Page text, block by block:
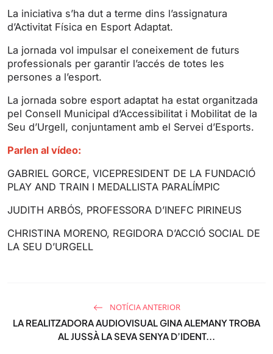
e
n
La iniciativa s’ha dut a terme dins l’assignatura
d’Activitat Física en Esport Adaptat.
La jornada vol impulsar el coneixement de futurs
professionals per garantir l’accés de totes les
persones a l’esport.
La jornada sobre esport adaptat ha estat organitzada
pel Consell Municipal d’Accessibilitat i Mobilitat de la
Seu d’Urgell, conjuntament amb el Servei d’Esports.
Parlen al vídeo:
GABRIEL GORCE, VICEPRESIDENT DE LA FUNDACIÓ
PLAY AND TRAIN I MEDALLISTA PARALÍMPIC
JUDITH ARBÓS, PROFESSORA D’INEFC PIRINEUS
CHRISTINA MORENO, REGIDORA D’ACCIÓ SOCIAL DE
LA SEU D’URGELL
NOTÍCIA ANTERIOR
LA REALITZADORA AUDIOVISUAL GINA ALEMANY TROBA
AL JUSSÀ LA SEVA SENYA D’IDENT...